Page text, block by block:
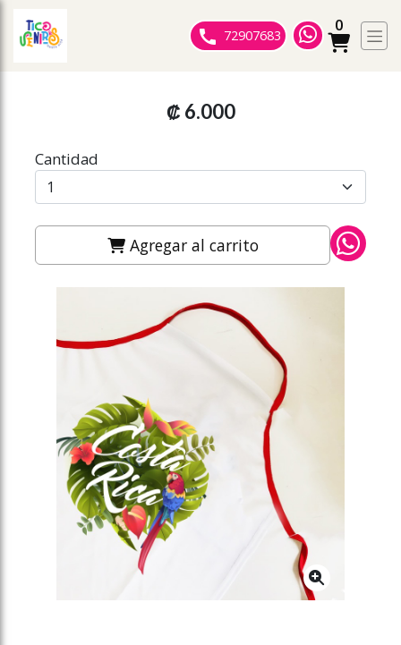
slideout menu. 72907683
0
₡ 6.000
Cantidad
Agregar al carrito